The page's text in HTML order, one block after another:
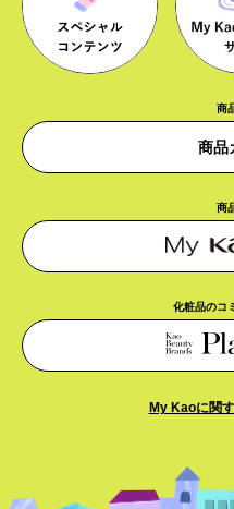
商
商品
商
化粧品のコ
My Kaoに関